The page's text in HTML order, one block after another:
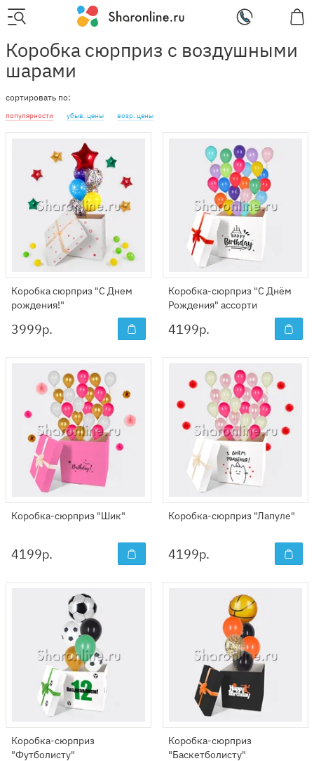
Коробка сюрприз с воздушными
шарами
сортировать по:
популярности убыв. цены возр. цены
Коробка сюрприз "С Днем
рождения!"
3999р.
Коробка-сюрприз "С Днём
Рождения" ассорти
4199р.
Коробка-сюрприз "Шик"
4199р.
Коробка-сюрприз "Лапуле"
4199р.
Коробка-сюрприз
"Футболисту"
Коробка-сюрприз
"Баскетболисту"